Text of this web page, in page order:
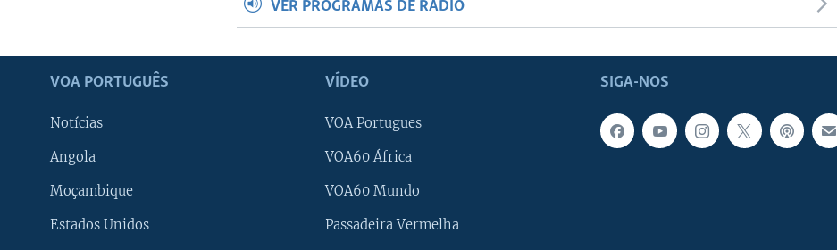
VER PROGRAMAS DE RÁDIO
SIGA-NOS
VOA PORTUGUÊS
Notícias
Angola
Moçambique
Estados Unidos
VÍDEO
VOA Portugues
VOA60 África
VOA60 Mundo
Passadeira Vermelha